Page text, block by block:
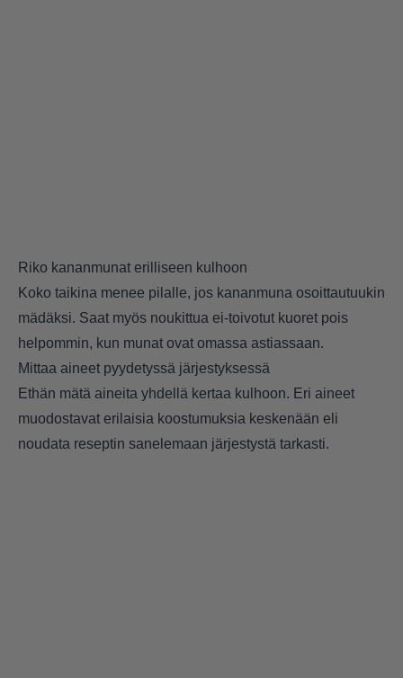
Riko kananmunat erilliseen kulhoon
Koko taikina menee pilalle, jos kananmuna osoittautuukin
mädäksi. Saat myös noukittua ei-toivotut kuoret pois
helpommin, kun munat ovat omassa astiassaan.
Mittaa aineet pyydetyssä järjestyksessä
Ethän mätä aineita yhdellä kertaa kulhoon. Eri aineet
muodostavat erilaisia koostumuksia keskenään eli
noudata reseptin sanelemaan järjestystä tarkasti.